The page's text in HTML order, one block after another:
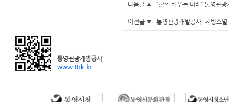
다음글 ▲ “함께 키우는 미래” 통영관
이전글 ▼ 통영관광개발공사, 지방소